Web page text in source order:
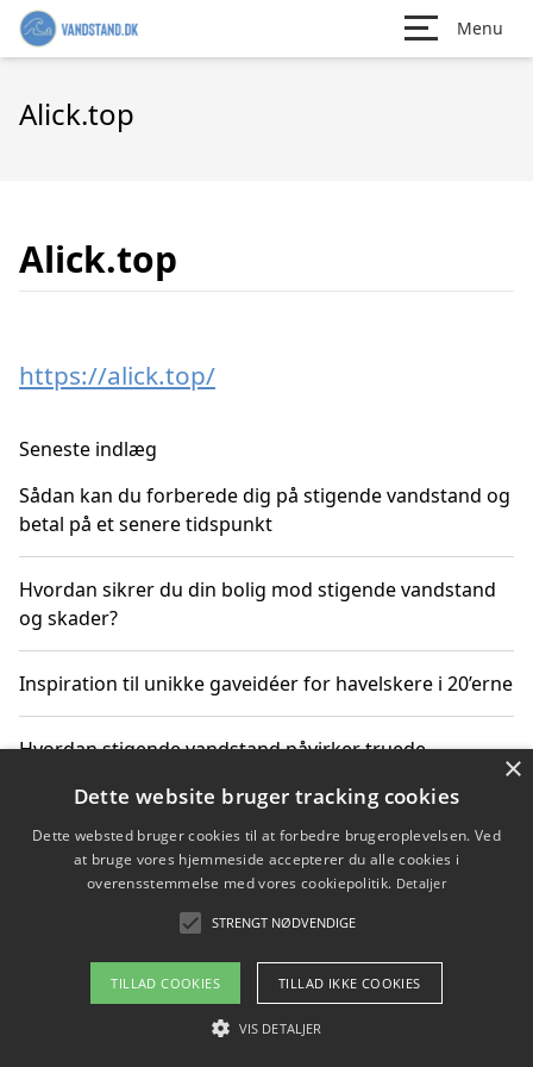
Menu
Alick.top
Alick.top
https://alick.top/
Seneste indlæg
Sådan kan du forberede dig på stigende vandstand og
betal på et senere tidspunkt
Hvordan sikrer du din bolig mod stigende vandstand
og skader?
Inspiration til unikke gaveidéer for havelskere i 20’erne
Hvordan stigende vandstand påvirker truede
Sådan vælger du de bedste vandrerygsække til
vandreture i Danmark
Copyright 2026 - Pilanto Aps
Om / kontakt
×
Dette website bruger tracking cookies
Dette websted bruger cookies til at forbedre brugeroplevelsen. Ved
at bruge vores hjemmeside accepterer du alle cookies i
overensstemmelse med vores cookiepolitik. Detaljer
STRENGT NØDVENDIGE
TILLAD COOKIES TILLAD IKKE COOKIES
VIS DETALJER